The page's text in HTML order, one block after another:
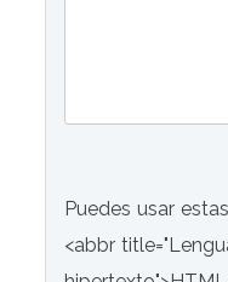
Puedes usar
<abbr